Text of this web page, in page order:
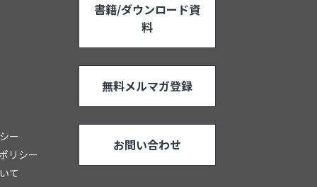
ー
リシー
て
書籍/ダウンロード資
料
無料メルマガ登録
お問い合わせ